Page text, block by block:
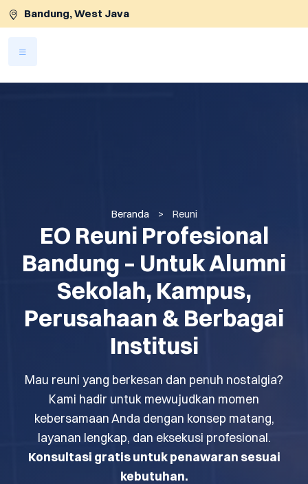
Bandung, West Java
Beranda > Reuni
EO Reuni Profesional
Bandung – Untuk Alumni
Sekolah, Kampus,
Perusahaan & Berbagai
Institusi
Mau reuni yang berkesan dan penuh nostalgia?
Kami hadir untuk mewujudkan momen
kebersamaan Anda dengan konsep matang,
layanan lengkap, dan eksekusi profesional.
Konsultasi gratis untuk penawaran sesuai
kebutuhan.